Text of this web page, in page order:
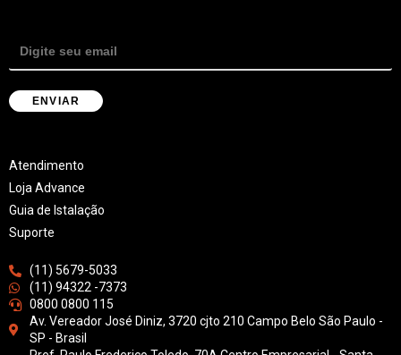
Atendimento
Loja Advance
Guia de Istalação
Suporte
(11) 5679-5033
(11) 94322 -7373
0800 0800 115
Av. Vereador José Diniz, 3720 cjto 210 Campo Belo São Paulo -
SP - Brasil